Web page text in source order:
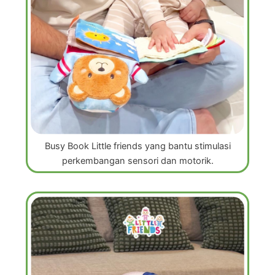
Busy Book Little friends yang bantu stimulasi
perkembangan sensori dan motorik.